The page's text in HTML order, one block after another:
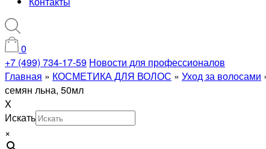
0
+7 (499) 734-17-59 Новости для профессионалов
Главная » КОСМЕТИКА ДЛЯ ВОЛОС » Уход за волосами
семян льна, 50мл
X
Искать
×